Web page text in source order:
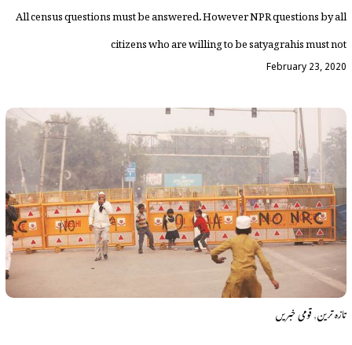
All census questions must be answered. However NPR questions by all
citizens who are willing to be satyagrahis must not
February 23, 2020
تازہ ترین,قومی خبریں